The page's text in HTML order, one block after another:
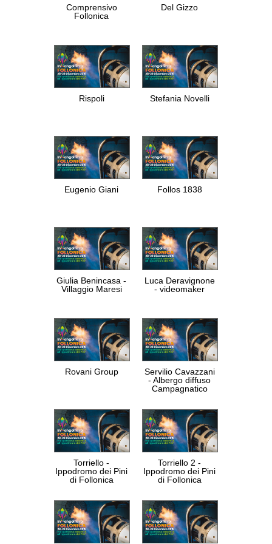
Comprensivo
Follonica
Del Gizzo
Rispoli Stefania Novelli
Eugenio Giani Follos 1838
Giulia Benincasa -
Villaggio Maresi
Luca Deravignone
- videomaker
Rovani Group
Servilio Cavazzani
- Albergo diffuso
Campagnatico
Torriello -
Ippodromo dei Pini
di Follonica
Torriello 2 -
Ippodromo dei Pini
di Follonica